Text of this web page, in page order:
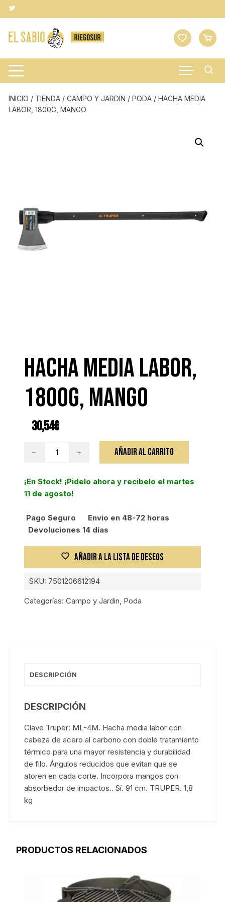
Saltar
al
contenido
INICIO / TIENDA /CAMPO Y JARDIN /PODA / HACHA MEDIA
LABOR, 1800G, MANGO
HACHA MEDIA LABOR,
1800G, MANGO
30,54€
HACHA
1800G,
MANGO
AÑADIR AL CARRITO
¡En Stock! ¡Pidelo ahora y recibelo el martes
11 de agosto!
Pago Seguro
Envio en 48-72 horas
Devoluciones 14 días
AÑADIR A LA LISTA DE DESEOS
SKU: 7501206612194
Categorías:Campo y Jardin, Poda
DESCRIPCIÓN
DESCRIPCIÓN
Clave Truper: ML-4M. Hacha media labor con
cabeza de acero al carbono con doble tratamiento
térmico para una mayor resistencia y durabilidad
de filo. Ángulos reducidos que evitan que se
atoren en cada corte. Incorpora mangos con
absorbedor de impactos.. Sí. 91 cm. TRUPER. 1,8
kg
PRODUCTOS RELACIONADOS